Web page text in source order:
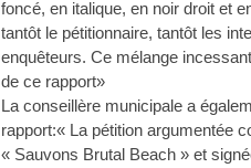
foncé, en italique, en noir droit et
tantôt le pétitionnaire, tantôt les
enquêteurs. Ce mélange
de ce rapport»
La conseillère municipale a
rapport:« La pétition argumentée
« Sauvons Brutal Beach » et